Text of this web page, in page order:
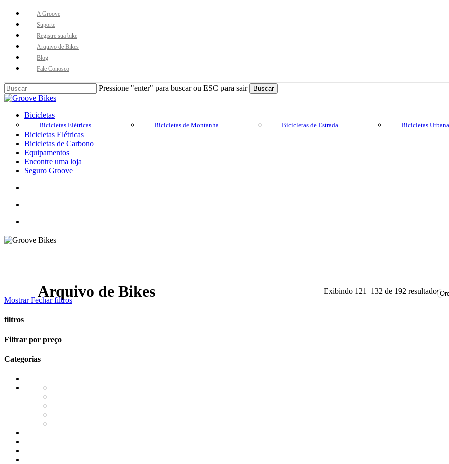
Skip
content
A Groove
Suporte
Registre sua bike
Arquivo de Bikes
Blog
Fale Conosco
Pressione "enter" para buscar ou ESC para sair Buscar
Close
Buscar..
account
Menu Bicicletas
Bicicletas Elétricas Bicicletas de Montanha Bicicletas de Estrada Bicicletas
Bicicletas Elétricas
Bicicletas de Carbono
Equipamentos
Encontre uma loja
Seguro Groove
Arquivo de Bikes
Mostrar Fechar filtros
Exibindo 121–132 de 192 resultados
filtros
Close
Filtrar por preço
Categorias